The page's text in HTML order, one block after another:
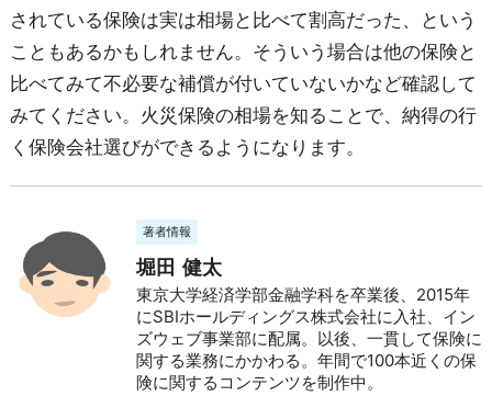
されている保険は実は相場と比べて割高だった、という
こともあるかもしれません。そういう場合は他の保険と
比べてみて不必要な補償が付いていないかなど確認して
みてください。火災保険の相場を知ることで、納得の行
く保険会社選びができるようになります。
著者情報
堀田 健太
東京大学経済学部金融学科を卒業後、2015年
にSBIホールディングス株式会社に入社、イン
ズウェブ事業部に配属。以後、一貫して保険に
関する業務にかかわる。年間で100本近くの保
険に関するコンテンツを制作中。